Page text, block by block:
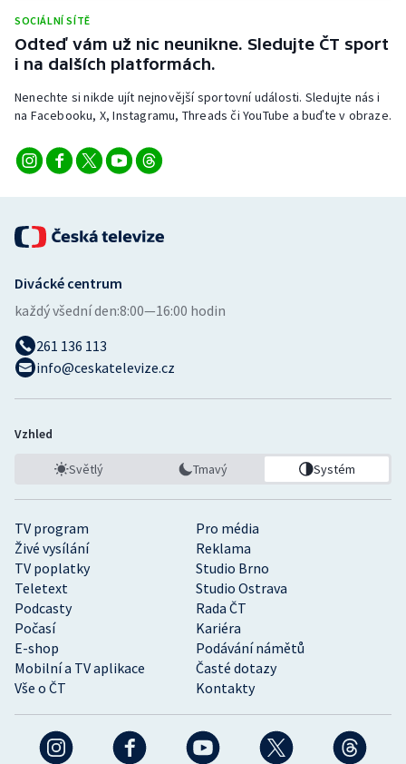
Veslování
Vodní slalom
SOCIÁLNÍ SÍTĚ
Odteď vám už nic neunikne. Sledujte ČT sport
i na dalších platformách.
Nenechte si nikde ujít nejnovější sportovní události. Sledujte nás i
na Facebooku, X, Instagramu, Threads či YouTube a buďte v obraze.
TV program
Pro média
Živé vysílání
Reklama
TV poplatky
Studio Brno
Teletext
Studio Ostrava
Podcasty
Rada ČT
Počasí
Kariéra
E-shop
Podávání námětů
Mobilní a TV aplikace
Časté dotazy
Vše o ČT
Kontakty
Divácké centrum
každý všední den:8:00—16:00 hodin
261 136 113
info@ceskatelevize.cz
Vzhled
Světlý Tmavý Systém